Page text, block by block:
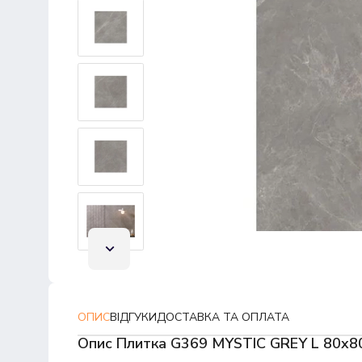
ОПИСВІДГУКИДОСТАВКА ТА ОПЛАТА
Опис Плитка G369 MYSTIC GREY L